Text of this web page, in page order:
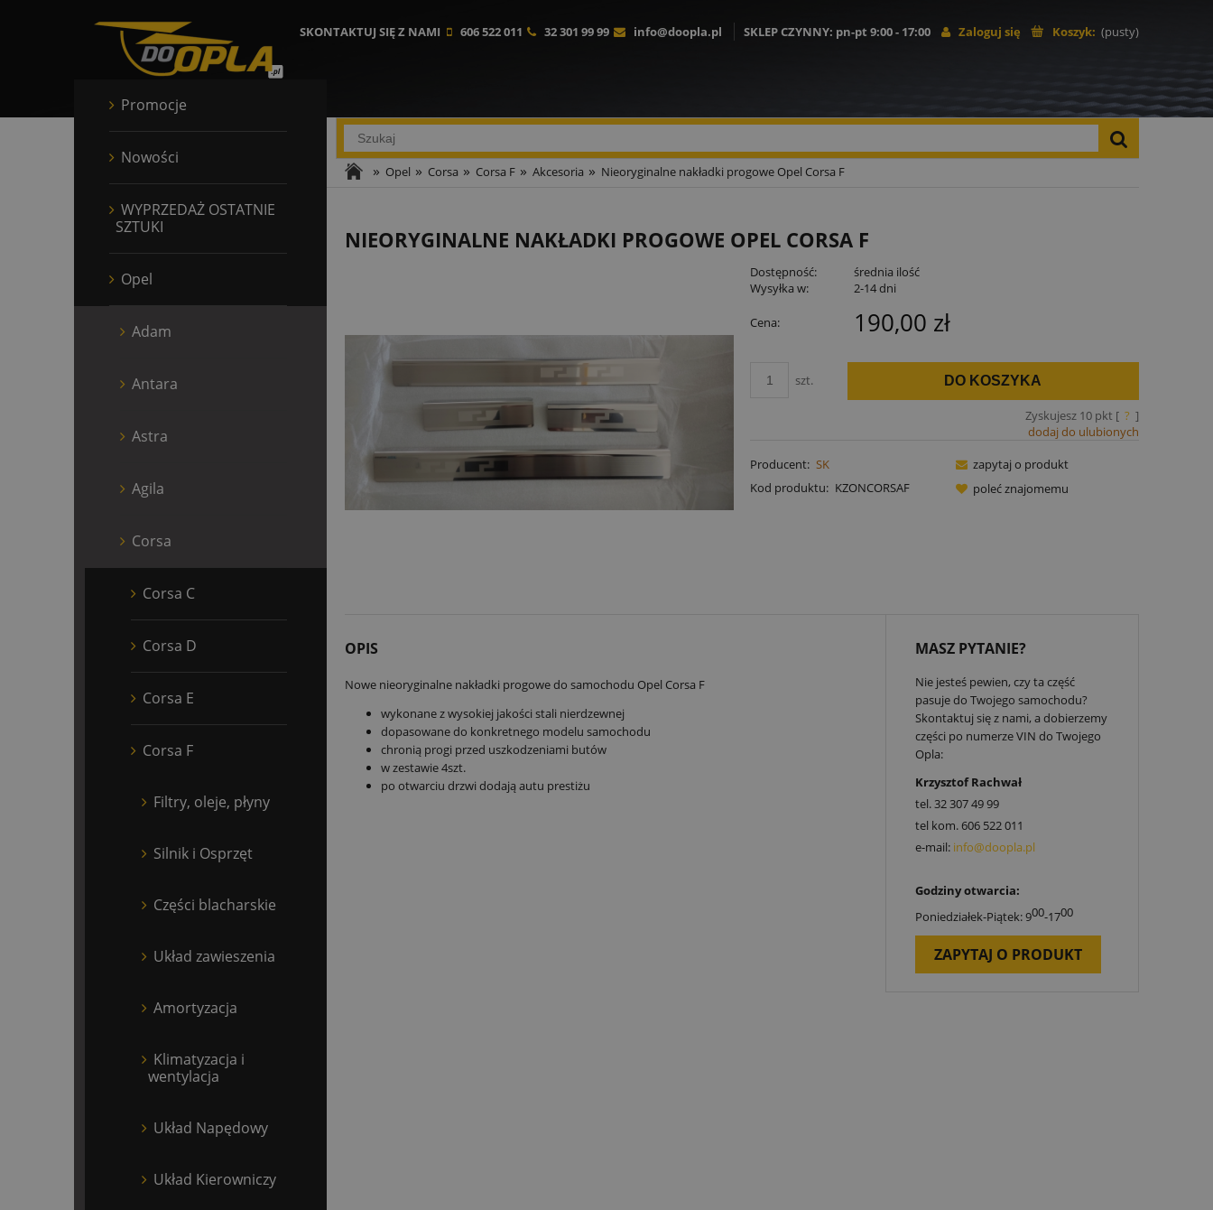
Koszyk: (pusty)
Zaloguj się
SKONTAKTUJ SIĘ Z NAMI 606 522 011 32 301 99 99 info@doopla.pl SKLEP CZYNNY: pn-pt 9:00 - 17:00
» Opel » Corsa » Corsa F » Akcesoria » Nieoryginalne nakładki progowe Opel Corsa F
Promocje
Nowości
WYPRZEDAŻ OSTATNIE
SZTUKI
Opel
Adam
Antara
Astra
Agila
Corsa
Corsa C
Corsa D
Corsa E
Corsa F
Filtry, oleje, płyny
Silnik i Osprzęt
Części blacharskie
Układ zawieszenia
Amortyzacja
Klimatyzacja i
wentylacja
Układ Napędowy
Układ Kierowniczy
NIEORYGINALNE NAKŁADKI PROGOWE OPEL CORSA F
Dostępność:
średnia ilość
Wysyłka w:
2-14 dni
Cena: 190,00 zł
szt. DO KOSZYKA
Zyskujesz 10pkt [ ? ]
dodaj do ulubionych
Producent: SK
Kod produktu: KZONCORSAF
zapytaj o produkt
poleć znajomemu
OPIS
Nowe nieoryginalne nakładki progowe do samochodu Opel Corsa F
wykonane z wysokiej jakości stali nierdzewnej
dopasowane do konkretnego modelu samochodu
chronią progi przed uszkodzeniami butów
w zestawie 4szt.
po otwarciu drzwi dodają autu prestiżu
MASZ PYTANIE?
Nie jesteś pewien, czy ta część
pasuje do Twojego samochodu?
Skontaktuj się z nami, a dobierzemy
części po numerze VIN do Twojego
Opla:
Krzysztof Rachwał
tel.32 307 49 99
tel kom.606 522 011
e-mail: info@doopla.pl
Godziny otwarcia:
Poniedziałek-Piątek: 900-1700
ZAPYTAJ O PRODUKT